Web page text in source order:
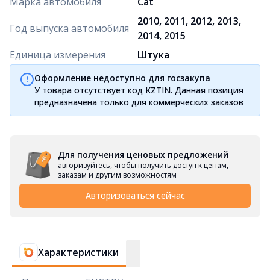
Год выпуска автомобиля
2010, 2011, 2012, 2013,
2014, 2015
Единица измерения
Штука
Оформление недоступно для госзакупа
У товара отсутствует код KZTIN. Данная позиция
предназначена только для коммерческих заказов
Для получения ценовых предложений
авторизуйтесь, чтобы получить доступ к ценам,
заказам и другим возможностям
Авторизоваться сейчас
Характеристики